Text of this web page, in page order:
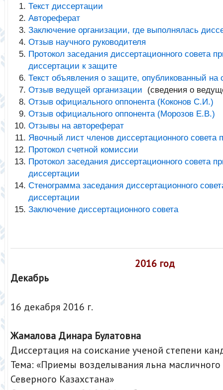
Текст диссертации
Автореферат
Заключение организации, где выполнялась
Отзыв научного руководителя
Протокол заседания диссертационного совета
диссертации к защите
Текст объявления о защите, опубликованный
Отзыв ведущей организации (сведения о
Отзыв официального оппонента (Коконов С.И.)
Отзыв официального оппонента (Морозов Е.В.)
Отзывы на автореферат
Явочный лист членов диссертационного совета
Протокол счетной комиссии
Протокол заседания диссертационного совета
диссертации
Стенограмма заседания диссертационного
диссертации
Заключение диссертационного совета
2016 год
Декабрь
16 декабря 2016 г.
Жамалова Динара Булатовна
Диссертация на соискание ученой степени
Тема: «Приемы возделывания льна масличного
Северного Казахстана»